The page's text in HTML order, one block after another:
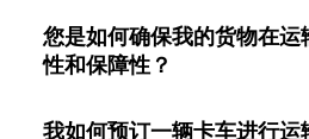
您是如何确保我的货物在运
性和保障性？
我如何预订一辆卡车进行运